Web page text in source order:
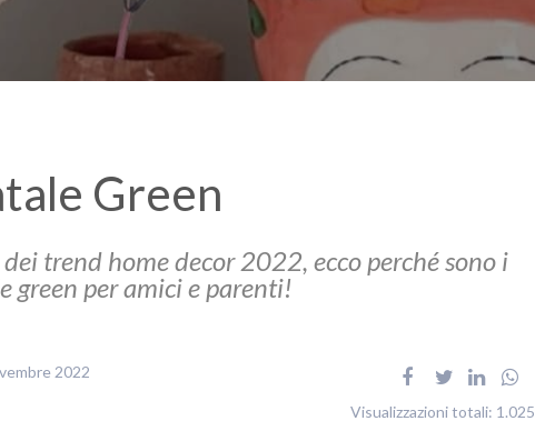
Green
dei trend home decor 2022, ecco perché sono i
green per amici e parenti!
2022
Visualizzazioni totali: 1.025